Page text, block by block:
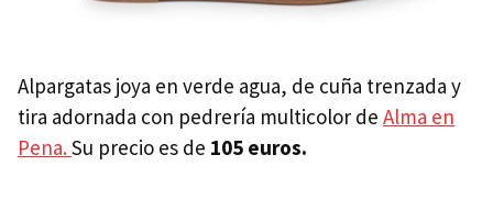
Alpargatas joya en verde agua, de cuña trenzada y
tira adornada con pedrería multicolor de Alma en
Pena.Su precio es de 105 euros.